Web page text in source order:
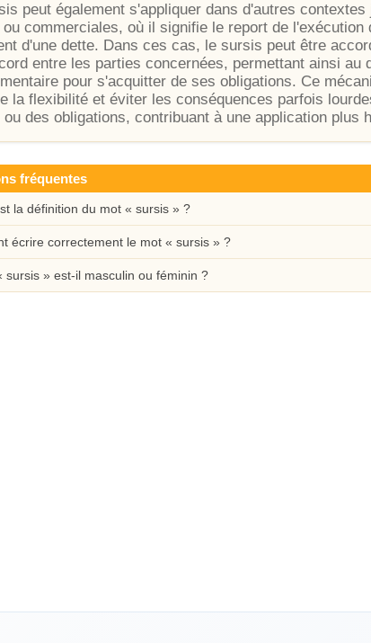
peut également s'appliquer dans d'autres
commerciales, où il signifie le report de l'exécution
d'une dette. Dans ces cas, le sursis peut être
entre les parties concernées, permettant ainsi au
pour s'acquitter de ses obligations. Ce
la flexibilité et éviter les conséquences parfois
ou des obligations, contribuant à une application plus
fréquentes
la définition du mot « sursis » ?
écrire correctement le mot « sursis » ?
sursis » est-il masculin ou féminin ?